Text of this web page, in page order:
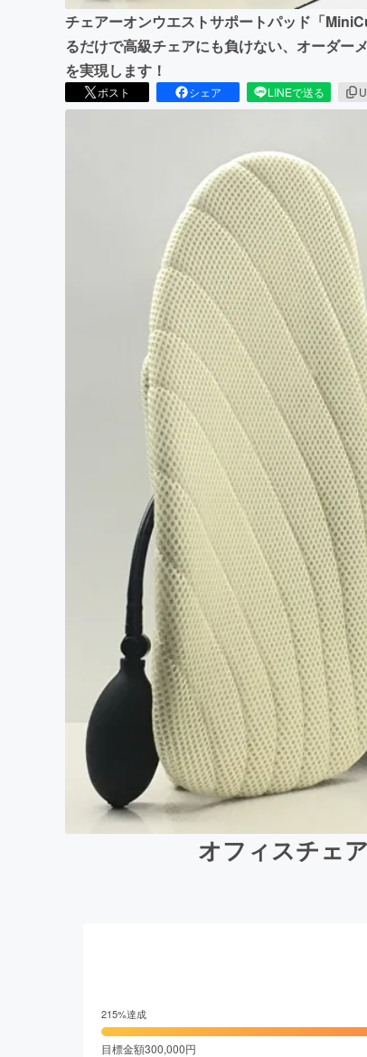
チェアーオンウエストサポートパッド「
るだけで高級チェアにも負けない、オーダー
を実現します！
ポスト シェア LINEで送る
オフィスチェ
215%達成
目標金額300,000円